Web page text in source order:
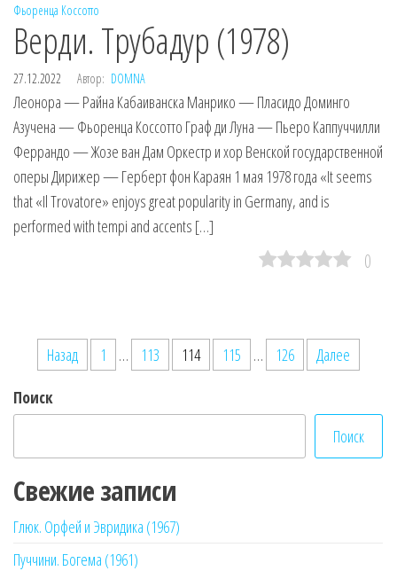
Фьоренца Коссотто
Верди. Трубадур (1978)
27.12.2022 Автор: DOMNA
Леонора — Райна Кабаиванска Манрико — Пласидо Доминго
Азучена — Фьоренца Коссотто Граф ди Луна — Пьеро Каппуччилли
Феррандо — Жозе ван Дам Оркестр и хор Венской государственной
оперы Дирижер — Герберт фон Караян 1 мая 1978 года «It seems
that «Il Trovatore» enjoys great popularity in Germany, and is
performed with tempi and accents […]
0
Пагинация
записей
Назад 1 … 113 114 115 … 126
Далее
Поиск
Поиск
Свежие записи
Глюк. Орфей и Эвридика (1967)
Пуччини. Богема (1961)